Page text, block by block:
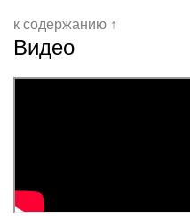
к содержанию ↑
Видео